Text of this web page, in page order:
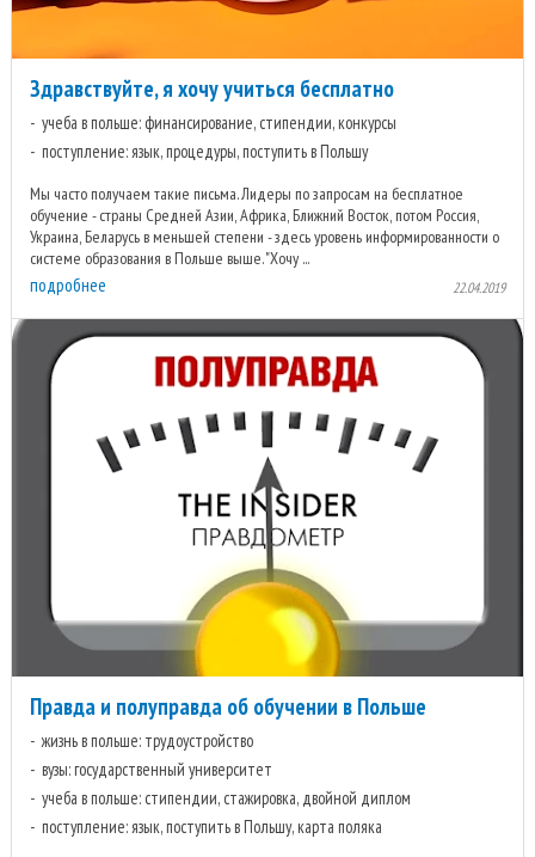
Здравствуйте, я хочу учиться бесплатно
учеба в польше: финансирование, стипендии, конкурсы
поступление: язык, процедуры, поступить в Польшу
Мы часто получаем такие письма. Лидеры по запросам на бесплатное
обучение - страны Средней Азии, Африка, Ближний Восток, потом Россия,
Украина, Беларусь в меньшей степени - здесь уровень информированности о
системе образования в Польше выше. "Хочу ...
подробнее 22.04.2019
Правда и полуправда об обучении в Польше
жизнь в польше: трудоустройство
вузы: государственный университет
учеба в польше: стипендии, стажировка, двойной диплом
поступление: язык, поступить в Польшу, карта поляка